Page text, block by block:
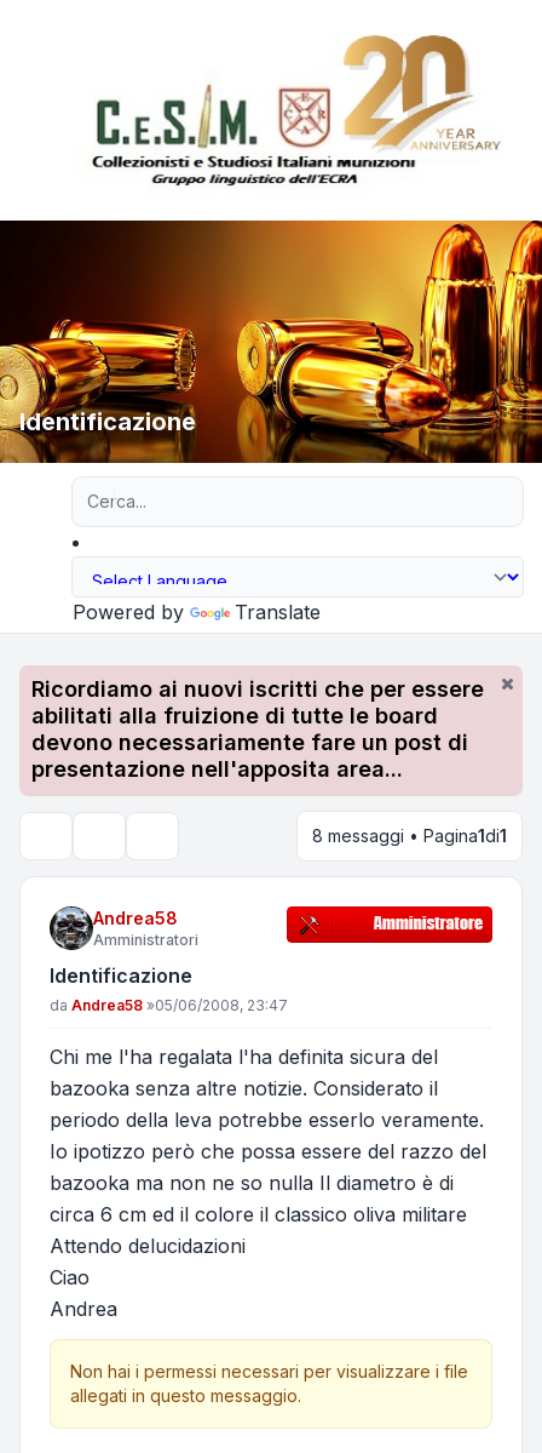
Identificazione
Powered by Translate
Ricordiamo ai nuovi iscritti che per essere
abilitati alla fruizione di tutte le board
devono necessariamente fare un post di
presentazione nell'apposita area...
8 messaggi • Pagina1di1
Andrea58
Amministratori
Identificazione
Messaggio
da Andrea58 »05/06/2008, 23:47
Chi me l'ha regalata l'ha definita sicura del
bazooka senza altre notizie. Considerato il
periodo della leva potrebbe esserlo veramente.
Io ipotizzo però che possa essere del razzo del
bazooka ma non ne so nulla Il diametro è di
circa 6 cm ed il colore il classico oliva militare
Attendo delucidazioni
Ciao
Andrea
Non hai i permessi necessari per visualizzare i file
allegati in questo messaggio.